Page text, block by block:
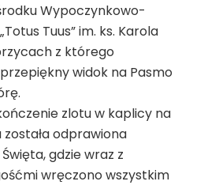
Wypoczynkowo-
Tuus” im. ks. Karola
z którego
widok na Pasmo
zlotu w kaplicy na
odprawiona
gdzie wraz z
wręczono wszystkim